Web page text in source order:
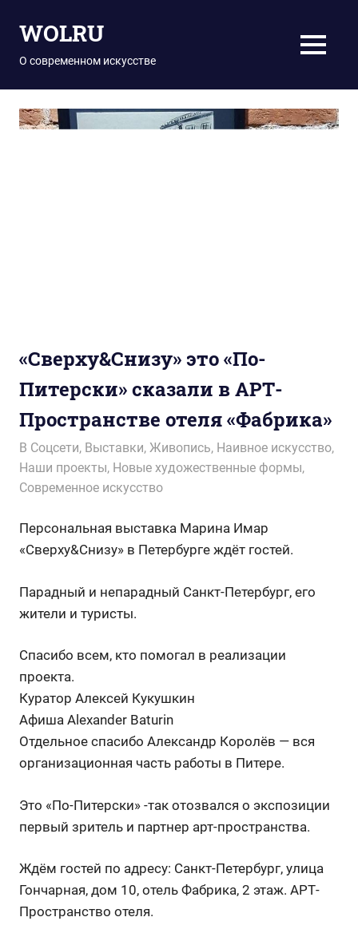
WOLRU
О современном искусстве МЕНЮ
«Сверху&Снизу» это «По-
Питерски» сказали в АРТ-
Пространстве отеля «Фабрика»
30.10.2022
wol.ru
В Соцсети, Выставки, Живопись, Наивное искусство,
Наши проекты, Новые художественные формы,
Современное искусство
Персональная выставка Марина Имар
«Сверху&Снизу» в Петербурге ждёт гостей.
Парадный и непарадный Санкт-Петербург, его
жители и туристы.
Спасибо всем, кто помогал в реализации
проекта.
Куратор Алексей Кукушкин
Афиша Alexander Baturin
Отдельное спасибо Александр Королёв — вся
организационная часть работы в Питере.
Это «По-Питерски» -так отозвался о экспозиции
первый зритель и партнер арт-пространства.
Ждём гостей по адресу: Санкт-Петербург, улица
Гончарная, дом 10, отель Фабрика, 2 этаж. АРТ-
Пространство отеля.